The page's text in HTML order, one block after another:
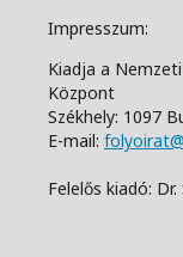
Impresszum:
Kiadja a
Központ
Székhely: 1097
E-mail:
Felelős kiadó: